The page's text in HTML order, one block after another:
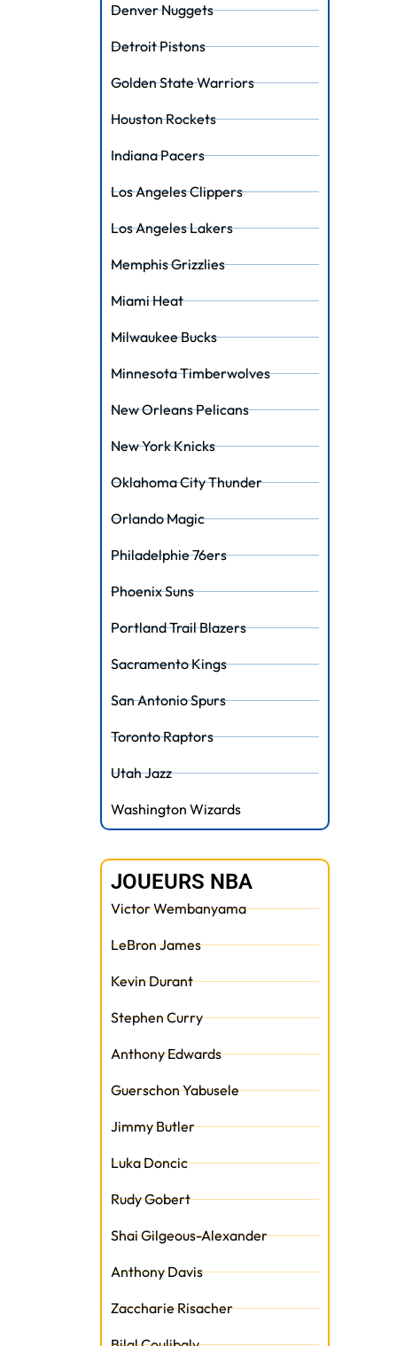
Denver Nuggets
Detroit Pistons
Golden State Warriors
Houston Rockets
Indiana Pacers
Los Angeles Clippers
Los Angeles Lakers
Memphis Grizzlies
Miami Heat
Milwaukee Bucks
Minnesota Timberwolves
New Orleans Pelicans
New York Knicks
Oklahoma City Thunder
Orlando Magic
Philadelphie 76ers
Phoenix Suns
Portland Trail Blazers
Sacramento Kings
San Antonio Spurs
Toronto Raptors
Utah Jazz
Washington Wizards
JOUEURS NBA
Victor Wembanyama
LeBron James
Kevin Durant
Stephen Curry
Anthony Edwards
Guerschon Yabusele
Jimmy Butler
Luka Doncic
Rudy Gobert
Shai Gilgeous-Alexander
Anthony Davis
Zaccharie Risacher